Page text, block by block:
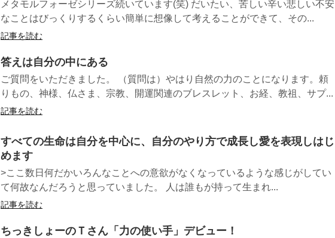
メタモルフォーゼシリーズ続いています(笑) だいたい、苦しい辛い悲しい不安
なことはびっくりするくらい簡単に想像して考えることができて、その...
記事を読む
答えは自分の中にある
ご質問をいただきました。 （質問は）やはり自然の力のことになります。頼
りもの、神様、仏さま、宗教、開運関連のブレスレット、お経、教祖、サプ...
記事を読む
すべての生命は自分を中心に、自分のやり方で成長し愛を表現しはじ
めます
>ここ数日何だかいろんなことへの意欲がなくなっているような感じがしてい
て何故なんだろうと思っていました。 人は誰もが持って生まれ...
記事を読む
ちっきしょーのＴさん「力の使い手」デビュー！